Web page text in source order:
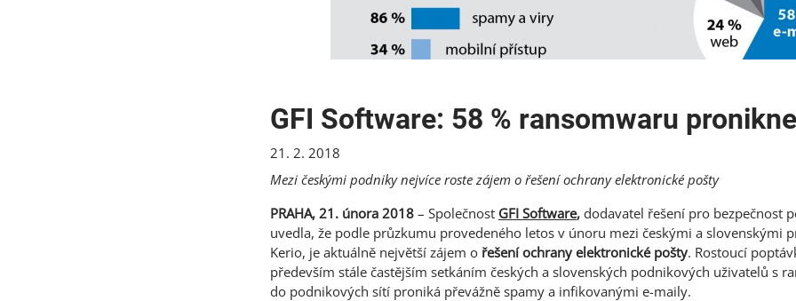
GFI Software: 58 % ransomwaru
21. 2. 2018
Mezi českými podniky nejvíce roste zájem o řešení ochrany elektronické pošty
PRAHA, 21. února 2018 – Společnost GFI Software, dodavatel řešení pro bezpečnost
uvedla, že podle průzkumu provedeného letos v únoru mezi českými a slovenskými
Kerio, je aktuálně největší zájem o řešení ochrany elektronické pošty. Rostoucí
především stále častějším setkáním českých a slovenských podnikových uživatelů s
do podnikových sítí proniká převážně spamy a infikovanými e-maily.